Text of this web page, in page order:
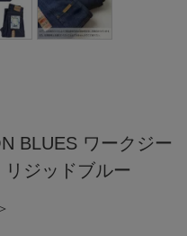
BLUES ワークジー
ジッドブルー